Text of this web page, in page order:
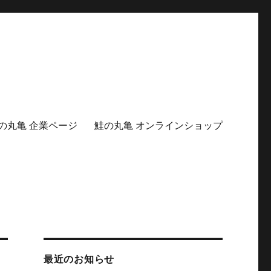
丸亀 企業ページ 鮭の丸亀 オンラインショップ
最近のお知らせ